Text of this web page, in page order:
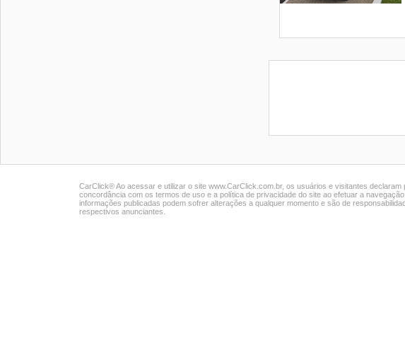
CarClick® Ao acessar e utilizar o site www.CarClick.com.br, os usuários e visitantes declaram
concordância com os termos de uso e a política de privacidade do site ao efetuar a
informações publicadas podem sofrer alterações a qualquer momento e são de
respectivos anunciantes.